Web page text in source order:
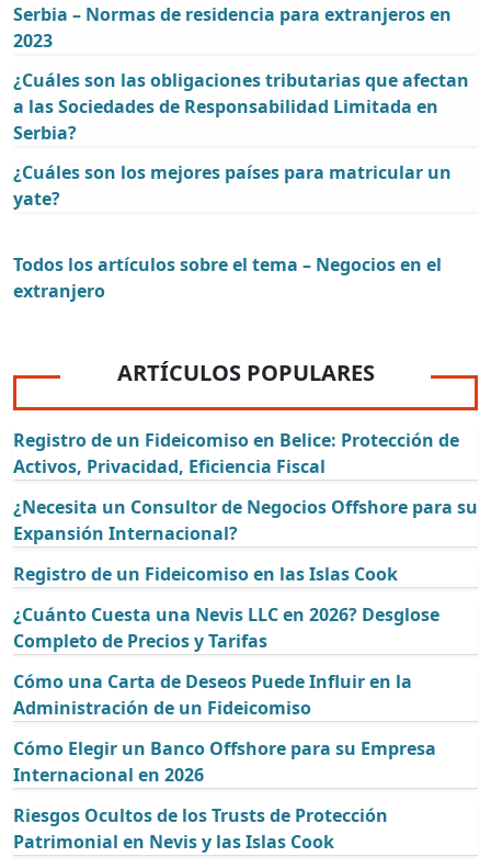
Serbia – Normas de residencia para extranjeros en
2023
¿Cuáles son las obligaciones tributarias que afectan
a las Sociedades de Responsabilidad Limitada en
Serbia?
¿Cuáles son los mejores países para matricular un
yate?
Todos los artículos sobre el tema – Negocios en el
extranjero
ARTÍCULOS POPULARES
Registro de un Fideicomiso en Belice: Protección de
Activos, Privacidad, Eficiencia Fiscal
¿Necesita un Consultor de Negocios Offshore para su
Expansión Internacional?
Registro de un Fideicomiso en las Islas Cook
¿Cuánto Cuesta una Nevis LLC en 2026? Desglose
Completo de Precios y Tarifas
Cómo una Carta de Deseos Puede Influir en la
Administración de un Fideicomiso
Cómo Elegir un Banco Offshore para su Empresa
Internacional en 2026
Riesgos Ocultos de los Trusts de Protección
Patrimonial en Nevis y las Islas Cook